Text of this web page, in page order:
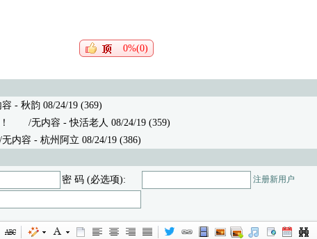
0%(0)
- 秋韵 08/24/19 (369)
/无内容 - 快活老人 08/24/19 (359)
容 - 杭州阿立 08/24/19 (386)
密 码 (必选项): 注册新用户